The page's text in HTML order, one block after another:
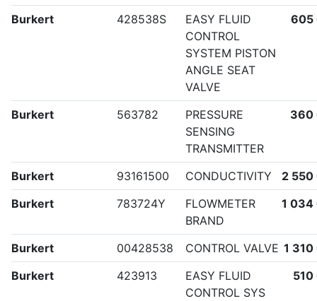
Burkert 428538S
EASY FLUID
CONTROL
SYSTEM PISTON
ANGLE SEAT
VALVE
605
Burkert 563782
PRESSURE
SENSING
TRANSMITTER
360
Burkert 93161500 CONDUCTIVITY
2 550
Burkert
783724Y
FLOWMETER
BRAND
1 034
Burkert 00428538 CONTROL VALVE 1 310
Burkert
423913
EASY FLUID
CONTROL SYS
510